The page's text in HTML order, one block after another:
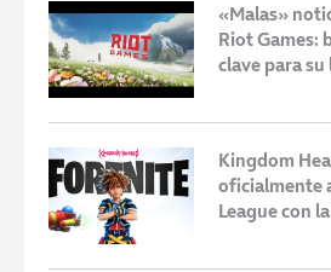
«Malas»
Riot Games:
clave para
Kingdom
oficialmente
League con